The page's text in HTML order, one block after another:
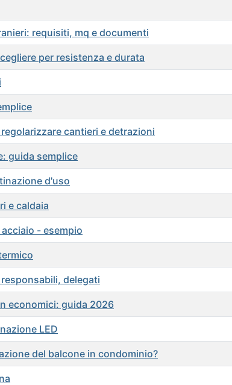
requisiti, mq e documenti
per resistenza e durata
cantieri e detrazioni
guida semplice
d'uso
e caldaia
- esempio
delegati
economici: guida 2026
LED
del balcone in condominio?